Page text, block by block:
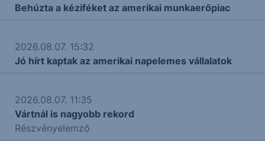
Behúzta a kéziféket az amerikai munkaerőpiac
2026.08.07. 15:32
Jó hírt kaptak az amerikai napelemes vállalatok
2026.08.07. 11:35
Vártnál is nagyobb rekord
Részvényelemző